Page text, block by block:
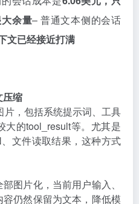
余量– 普通文本侧的会话
文已经接近打满
压缩
，包括系统提示词、工具
大的tool_result等。尤其是
文件读取结果，这种方式
图片化，当前用户输入、
仍然保留为文本，降低模